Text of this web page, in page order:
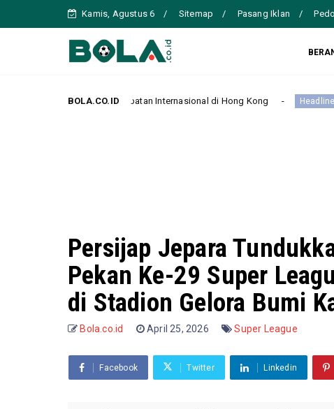
Kamis, Agustus 6 Sitemap Pasang Iklan
BOLA.CO.ID
Internasional di Hong Kong Headline Manchester City
Persijap Jepara
Pekan Ke-29 Super
di Stadion Gelora Bumi
Bola.co.id April 25, 2026 Super League
Facebook Twitter Linkedin